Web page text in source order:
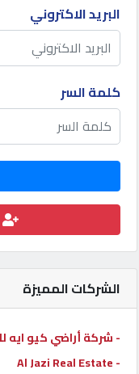
كيو
مزاد
كيو
نمبر
كارز
كيو
ماركت
القطري
البريد الاكتروني
كلمة السر
الشركات المميزة
- شركة أراضي كيو ايه
- Al Jazi Real Estate